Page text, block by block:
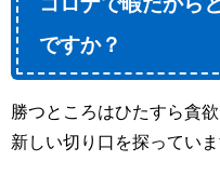
ですか？
勝つところはひたすら貪
新しい切り口を探っていま